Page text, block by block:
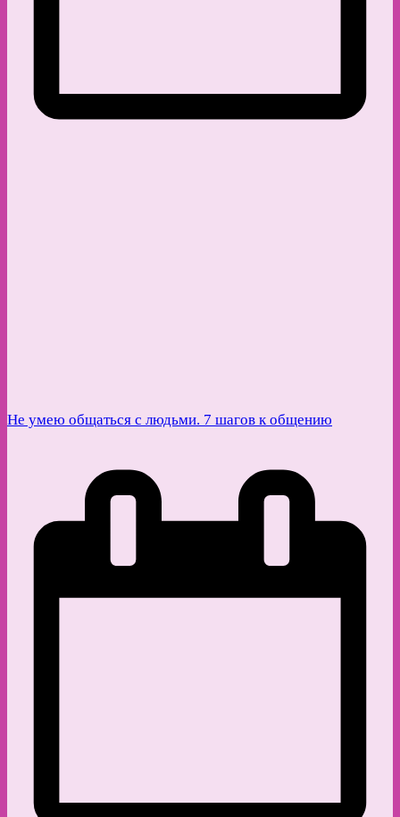
Не умею общаться с людьми. 7 шагов к общению